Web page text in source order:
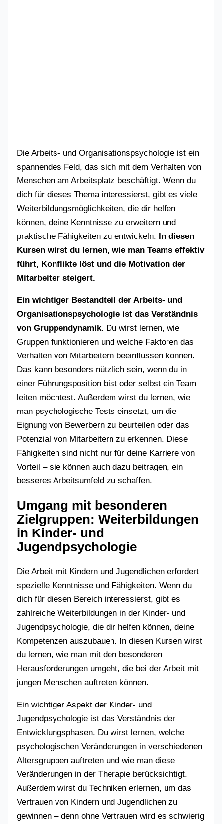
Die Arbeits- und Organisationspsychologie ist ein
spannendes Feld, das sich mit dem Verhalten von
Menschen am Arbeitsplatz beschäftigt. Wenn du
dich für dieses Thema interessierst, gibt es viele
Weiterbildungsmöglichkeiten, die dir helfen
können, deine Kenntnisse zu erweitern und
praktische Fähigkeiten zu entwickeln. In diesen
Kursen wirst du lernen, wie man Teams effektiv
führt, Konflikte löst und die Motivation der
Mitarbeiter steigert.
Ein wichtiger Bestandteil der Arbeits- und
Organisationspsychologie ist das Verständnis
von Gruppendynamik. Du wirst lernen, wie
Gruppen funktionieren und welche Faktoren das
Verhalten von Mitarbeitern beeinflussen können.
Das kann besonders nützlich sein, wenn du in
einer Führungsposition bist oder selbst ein Team
leiten möchtest. Außerdem wirst du lernen, wie
man psychologische Tests einsetzt, um die
Eignung von Bewerbern zu beurteilen oder das
Potenzial von Mitarbeitern zu erkennen. Diese
Fähigkeiten sind nicht nur für deine Karriere von
Vorteil – sie können auch dazu beitragen, ein
besseres Arbeitsumfeld zu schaffen.
Umgang mit besonderen
Zielgruppen: Weiterbildungen
in Kinder- und
Jugendpsychologie
Die Arbeit mit Kindern und Jugendlichen erfordert
spezielle Kenntnisse und Fähigkeiten. Wenn du
dich für diesen Bereich interessierst, gibt es
zahlreiche Weiterbildungen in der Kinder- und
Jugendpsychologie, die dir helfen können, deine
Kompetenzen auszubauen. In diesen Kursen wirst
du lernen, wie man mit den besonderen
Herausforderungen umgeht, die bei der Arbeit mit
jungen Menschen auftreten können.
Ein wichtiger Aspekt der Kinder- und
Jugendpsychologie ist das Verständnis der
Entwicklungsphasen. Du wirst lernen, welche
psychologischen Veränderungen in verschiedenen
Altersgruppen auftreten und wie man diese
Veränderungen in der Therapie berücksichtigt.
Außerdem wirst du Techniken erlernen, um das
Vertrauen von Kindern und Jugendlichen zu
gewinnen – denn ohne Vertrauen wird es schwierig